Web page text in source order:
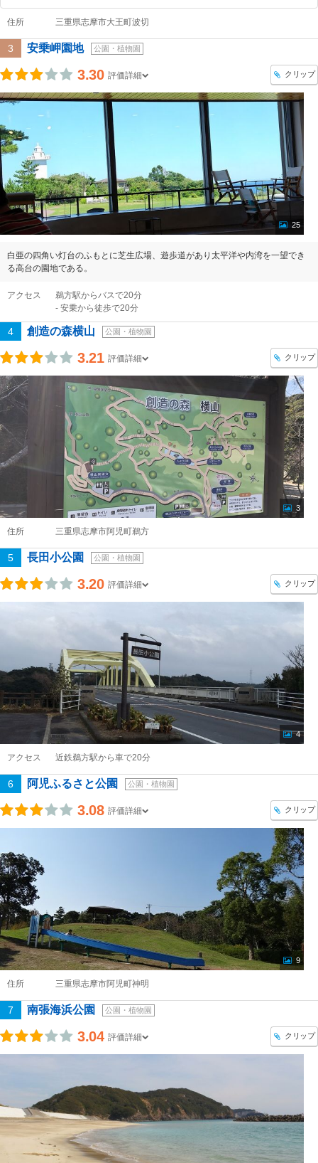
住所 三重県志摩市大王町波切
3 安乗岬園地 公園・植物園
3.30 評価詳細 クリップ
25
白亜の四角い灯台のふもとに芝生広場、遊歩道があり太平洋や内湾を一望でき
る高台の園地である。
アクセス
鵜方駅からバスで20分
- 安乗から徒歩で20分
4 創造の森横山 公園・植物園
3.21 評価詳細 クリップ
3
住所 三重県志摩市阿児町鵜方
5 長田小公園 公園・植物園
3.20 評価詳細 クリップ
4
アクセス 近鉄鵜方駅から車で20分
6 阿児ふるさと公園 公園・植物園
3.08 評価詳細 クリップ
9
住所 三重県志摩市阿児町神明
7 南張海浜公園 公園・植物園
3.04 評価詳細 クリップ